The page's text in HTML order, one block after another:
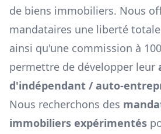
de biens immobiliers. Nous
mandataires une liberté
ainsi qu'une commission à
permettre de développer leur
d'indépendant / auto-
Nous recherchons des
immobiliers expérimentés